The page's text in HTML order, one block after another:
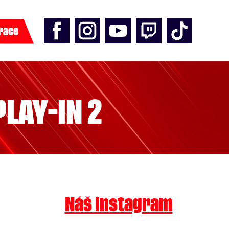
IN 2
Náš instagram